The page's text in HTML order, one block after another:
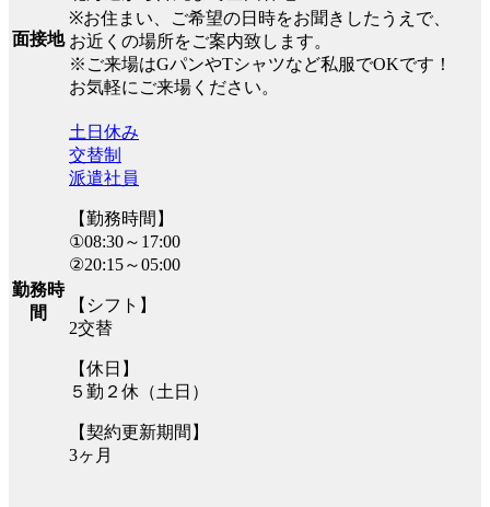
面接地
※お住まい、ご希望の日時をお聞きしたうえで、
お近くの場所をご案内致します。
※ご来場はGパンやTシャツなど私服でOKです！
お気軽にご来場ください。
勤務時
間
土日休み
交替制
派遣社員
【勤務時間】
①08:30～17:00
②20:15～05:00
【シフト】
2交替
【休日】
５勤２休（土日）
【契約更新期間】
3ヶ月